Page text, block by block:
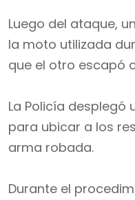
Luego del ataque,
la moto utilizada
que el otro escapó
La Policía desplegó
para ubicar a los
arma robada.
Durante el